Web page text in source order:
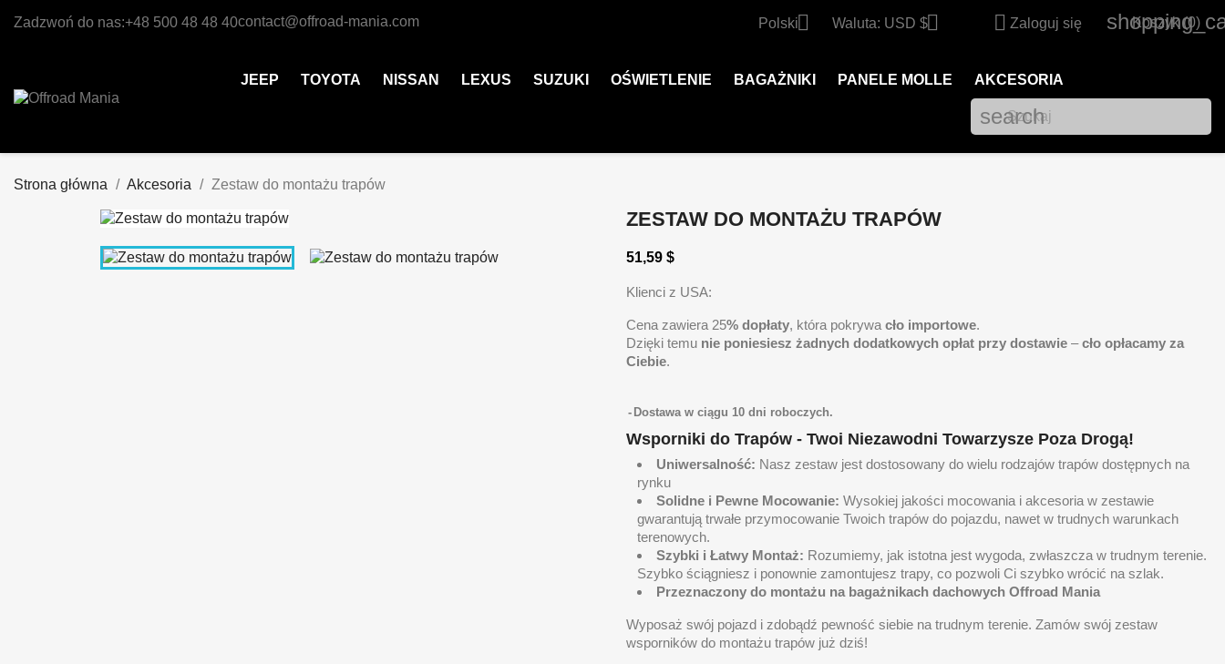
Zadzwoń do nas:+48 500 48 48 40contact@offroad-mania.com Polski Waluta: USD $  Zaloguj się Koszyk (0)
JEEP TOYOTA NISSAN LEXUS SUZUKI OŚWIETLENIE BAGAŻNIKI PANELE MOLLE AKCESORIA
search
Strona główna Akcesoria Zestaw do montażu trapów
ZESTAW DO MONTAŻU TRAPÓW
51,59 $
Klienci z USA:
Cena zawiera 25% dopłaty, która pokrywa cło importowe.
Dzięki temu nie poniesiesz żadnych dodatkowych opłat przy dostawie –cło opłacamy za
Ciebie.
Dostawa w ciągu 10 dni roboczych.
Wsporniki do Trapów - Twoi Niezawodni Towarzysze Poza Drogą!
Uniwersalność: Nasz zestaw jest dostosowany do wielu rodzajów trapów dostępnych na
rynku
Solidne i Pewne Mocowanie: Wysokiej jakości mocowania i akcesoria w zestawie
gwarantują trwałe przymocowanie Twoich trapów do pojazdu, nawet w trudnych warunkach
terenowych.
Szybki i Łatwy Montaż: Rozumiemy, jak istotna jest wygoda, zwłaszcza w trudnym terenie.
Szybko ściągniesz i ponownie zamontujesz trapy, co pozwoli Ci szybko wrócić na szlak.
Przeznaczony do montażu na bagażnikach dachowych Offroad Mania
Wyposaż swój pojazd i zdobądź pewność siebie na trudnym terenie. Zamów swój zestaw
wsporników do montażu trapów już dziś!